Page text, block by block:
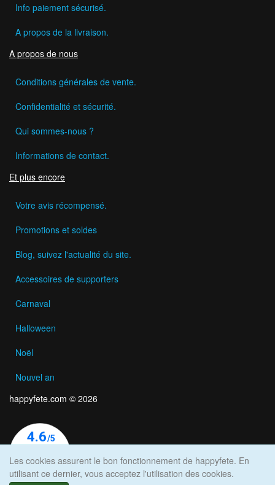
Info paiement sécurisé.
A propos de la livraison.
A propos de nous
Conditions générales de vente.
Confidentialité et sécurité.
Qui sommes-nous ?
Informations de contact.
Et plus encore
Votre avis récompensé.
Promotions et soldes
Blog, suivez l'actualité du site.
Accessoires de supporters
Carnaval
Halloween
Noël
Nouvel an
happyfete.com © 2026
Les cookies assurent le bon fonctionnement de happyfete. En
utilisant ce dernier, vous acceptez l'utilisation des cookies.